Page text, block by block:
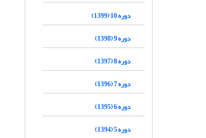
دوره 10 (1399)
دوره 9 (1398)
دوره 8 (1397)
دوره 7 (1396)
دوره 6 (1395)
دوره 5 (1394)